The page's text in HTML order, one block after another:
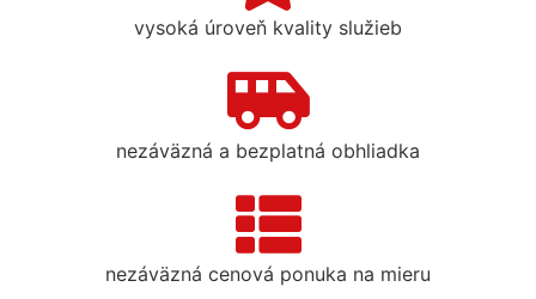
vysoká úroveň kvality služieb
nezáväzná a bezplatná obhliadka
nezáväzná cenová ponuka na mieru